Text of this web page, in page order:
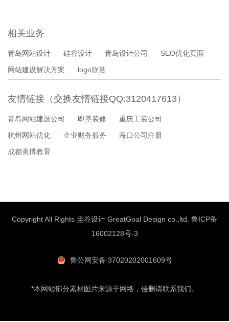
相关业务
青岛网站设计 硅谷设计 青岛设计公司
SEO优化页面
网站建设解决方案
logo欣赏
友情链接（交换友情链接QQ:3120417613）
青岛网站建设公司 即墨装修
重庆工装公司
杭州网站优化
企业财务服务
海口公司注册
成都美博教育
Copyright All Rights 圭谷设计 GreatGoal Design co.,ltd. 鲁ICP备
16002128号-3
鲁公网安备 37020202001609号
*本网站部分素材图片来源于网络，侵删请联系我们。